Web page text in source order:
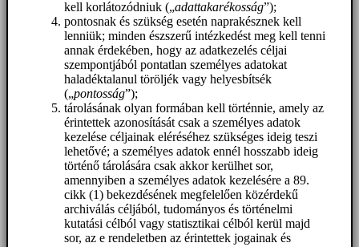
kell korlátozódniuk („adattakarékosság”);
pontosnak és szükség esetén naprakésznek kell
lenniük; minden észszerű intézkedést meg kell tenni
annak érdekében, hogy az adatkezelés céljai
szempontjából pontatlan személyes adatokat
haladéktalanul töröljék vagy helyesbítsék
(„pontosság”);
tárolásának olyan formában kell történnie, amely az
érintettek azonosítását csak a személyes adatok
kezelése céljainak eléréséhez szükséges ideig teszi
lehetővé; a személyes adatok ennél hosszabb ideig
történő tárolására csak akkor kerülhet sor,
amennyiben a személyes adatok kezelésére a 89.
cikk (1) bekezdésének megfelelően közérdekű
archiválás céljából, tudományos és történelmi
kutatási célból vagy statisztikai célból kerül majd
sor, az e rendeletben az érintettek jogainak és